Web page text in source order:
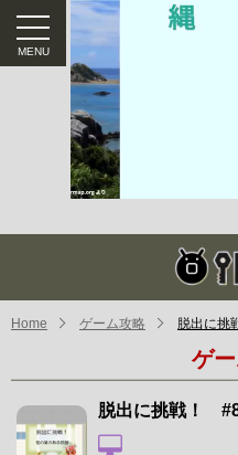
Home ゲーム攻略 脱出に
ゲ
脱出に挑戦！